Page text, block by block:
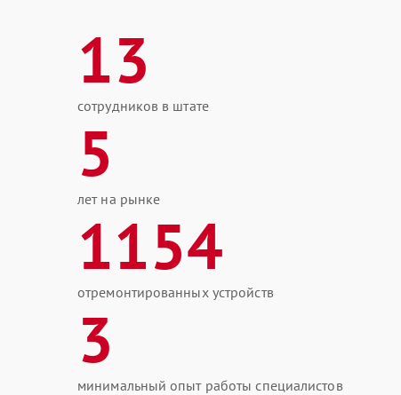
13
сотрудников в штате
5
лет на рынке
1154
отремонтированных устройств
3
минимальный опыт работы специалистов